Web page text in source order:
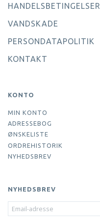
HANDELSBETINGELSER
VANDSKADE
PERSONDATAPOLITIK
KONTAKT
KONTO
MIN KONTO
ADRESSEBOG
ØNSKELISTE
ORDREHISTORIK
NYHEDSBREV
NYHEDSBREV
EMAIL-
ADRESSE